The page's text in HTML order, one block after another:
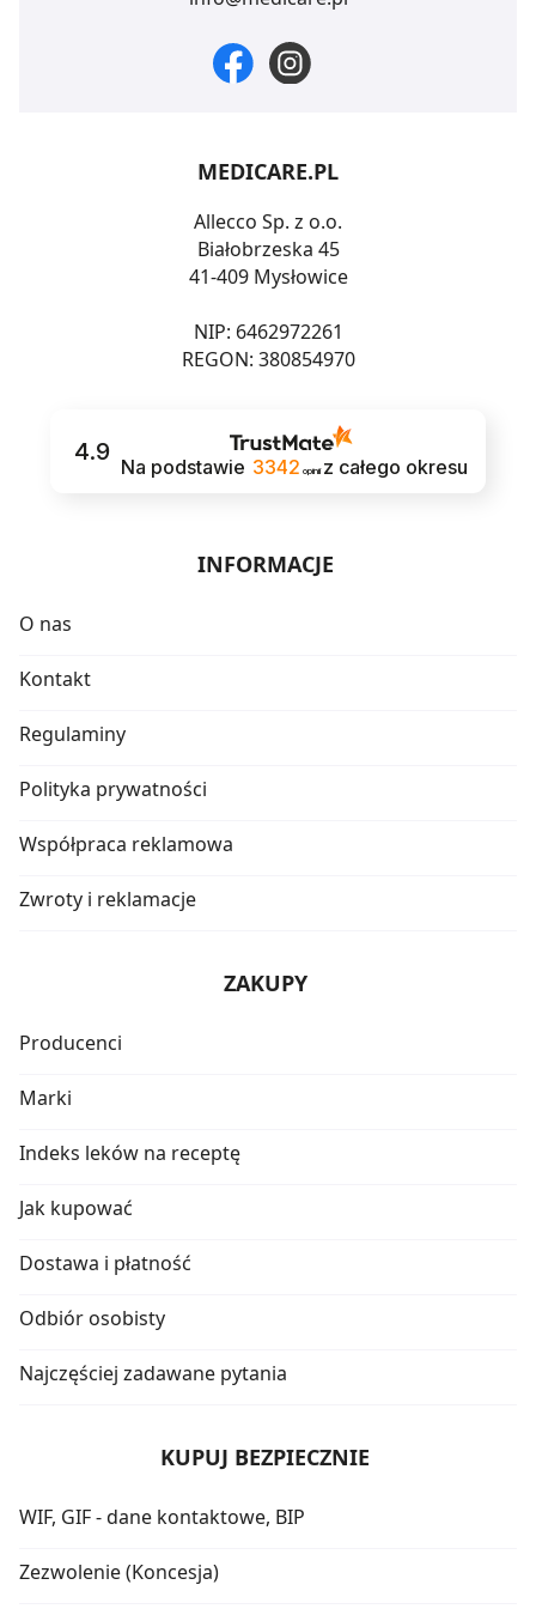
MEDICARE.PL
Allecco Sp. z o.o.
Białobrzeska 45
41-409 Mysłowice
NIP: 6462972261
REGON: 380854970
4.9
Na podstawie 3342 opinii z całego okresu
INFORMACJE
O nas
Kontakt
Regulaminy
Polityka prywatności
Współpraca reklamowa
Zwroty i reklamacje
ZAKUPY
Producenci
Marki
Indeks leków na receptę
Jak kupować
Dostawa i płatność
Odbiór osobisty
Najczęściej zadawane pytania
KUPUJ BEZPIECZNIE
WIF, GIF - dane kontaktowe, BIP
Zezwolenie (Koncesja)